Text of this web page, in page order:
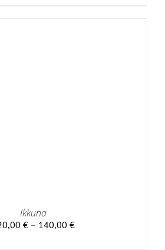
Ikkuna
€ – 140,00 €Hintaluokka: